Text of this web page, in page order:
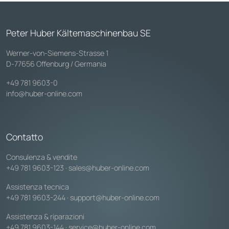
Peter Huber Kältemaschinenbau SE
Werner-von-Siemens-Strasse 1
D-77656 Offenburg / Germania
+49 781 9603-0
info@huber-online.com
Contatto
Consulenza & vendite
+49 781 9603-123 · sales@huber-online.com
Assistenza tecnica
+49 781 9603-244 · support@huber-online.com
Assistenza & riparazioni